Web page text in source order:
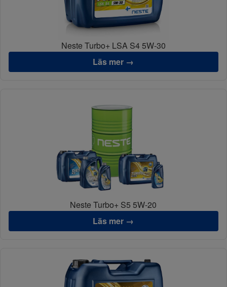
Neste Turbo+ LSA S4 5W-30
Läs mer →
Neste Turbo+ S5 5W-20
Läs mer →